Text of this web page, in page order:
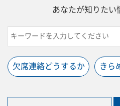
あなたが知りたい
欠席連絡どうするか きら